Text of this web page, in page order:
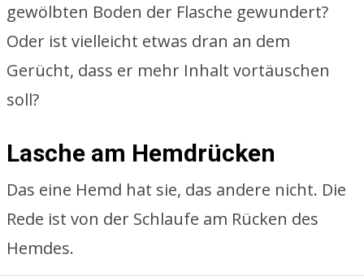
gewölbten Boden der Flasche gewundert?
Oder ist vielleicht etwas dran an dem
Gerücht, dass er mehr Inhalt vortäuschen
soll?
Lasche am Hemdrücken
Das eine Hemd hat sie, das andere nicht. Die
Rede ist von der Schlaufe am Rücken des
Hemdes.